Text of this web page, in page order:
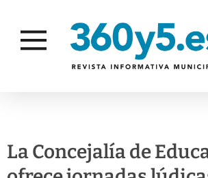
La Concejalía de